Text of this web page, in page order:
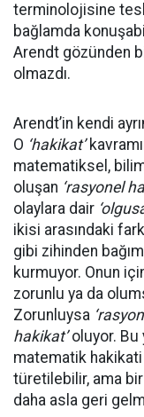
terminolojisine
bağlamda
Arendt gözünden
olmazdı.
Arendt’in kendi
O ‘hakikat’
matematiksel,
oluşan ‘rasyonel
olaylara dair
ikisi arasındaki
gibi zihinden
kurmuyor. Onun
zorunlu ya da
Zorunluysa
hakikat’oluyor. Bu
matematik
türetilebilir, ama
daha asla geri